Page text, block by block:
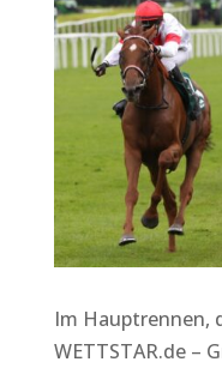
Im Hauptrennen,
WETTSTAR.de –